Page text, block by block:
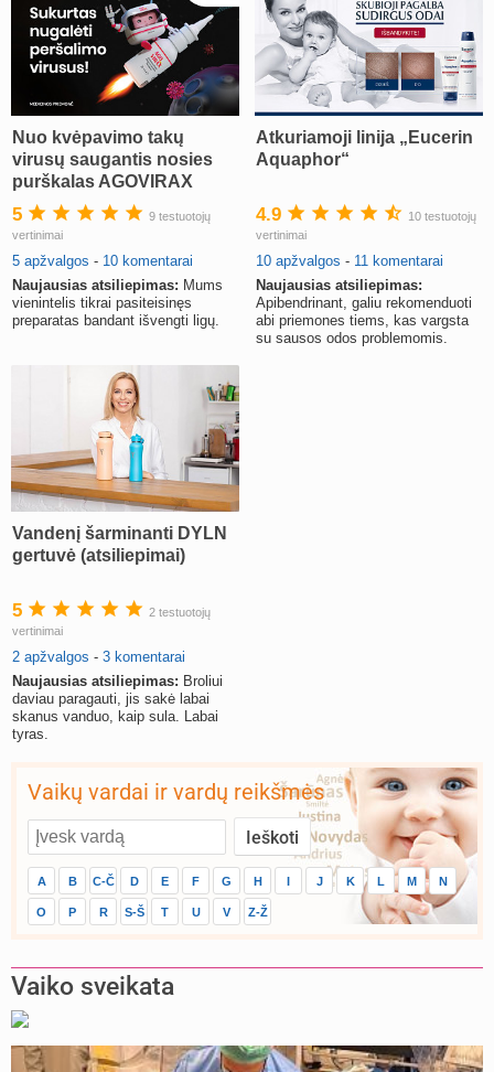
Nuo kvėpavimo takų
virusų saugantis nosies
purškalas AGOVIRAX
5
9 testuotojų
vertinimai
5 apžvalgos - 10 komentarai
Naujausias atsiliepimas: Mums
vienintelis tikrai pasiteisinęs
preparatas bandant išvengti ligų.
Atkuriamoji linija „Eucerin
Aquaphor“
4.9
10 testuotojų
vertinimai
10 apžvalgos - 11 komentarai
Naujausias atsiliepimas:
Apibendrinant, galiu rekomenduoti
abi priemones tiems, kas vargsta
su sausos odos problemomis.
Vandenį šarminanti DYLN
gertuvė (atsiliepimai)
5
2 testuotojų
vertinimai
2 apžvalgos - 3 komentarai
Naujausias atsiliepimas: Broliui
daviau paragauti, jis sakė labai
skanus vanduo, kaip sula. Labai
tyras.
Vaikų vardai ir vardų reikšmės
A B C-Č D E F G H I J K L M N
O P R S-Š T U V Z-Ž
Vaiko sveikata